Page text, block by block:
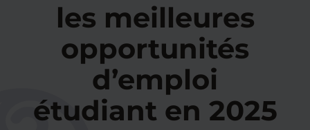
les meilleures
opportunités
d’emploi
étudiant en 2025